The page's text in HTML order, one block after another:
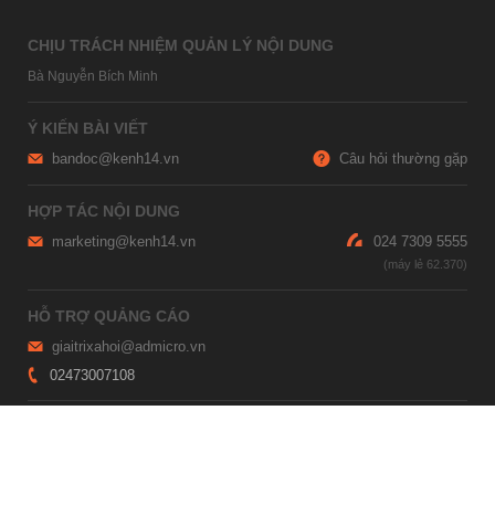
CHỊU TRÁCH NHIỆM QUẢN LÝ NỘI DUNG
Bà Nguyễn Bích Minh
Ý KIẾN BÀI VIẾT
bandoc@kenh14.vn Câu hỏi thường gặp
HỢP TÁC NỘI DUNG
marketing@kenh14.vn 024 7309 5555
HỖ TRỢ QUẢNG CÁO
giaitrixahoi@admicro.vn
02473007108